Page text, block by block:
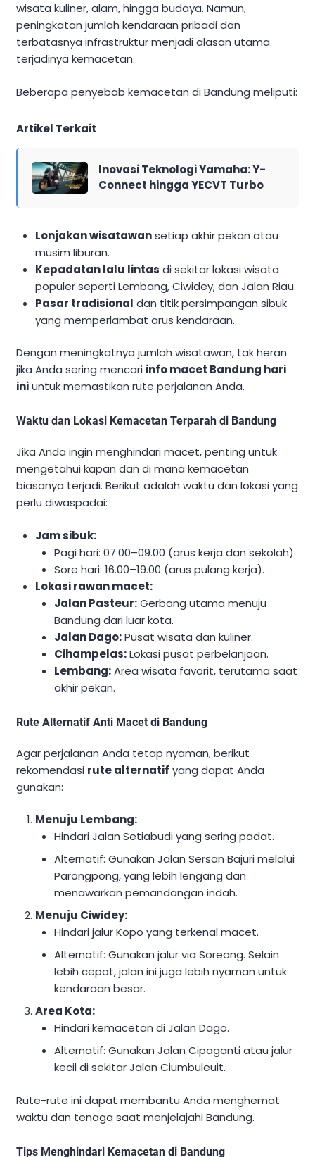
wisata kuliner, alam, hingga budaya. Namun,
peningkatan jumlah kendaraan pribadi dan
terbatasnya infrastruktur menjadi alasan utama
terjadinya kemacetan.
Beberapa penyebab kemacetan di Bandung meliputi:
Artikel Terkait
Inovasi Teknologi Yamaha: Y-
Connect hingga YECVT Turbo
Lonjakan wisatawansetiap akhir pekan atau
musim liburan.
Kepadatan lalu lintas di sekitar lokasi wisata
populer seperti Lembang, Ciwidey, dan Jalan Riau.
Pasar tradisional dan titik persimpangan sibuk
yang memperlambat arus kendaraan.
Dengan meningkatnya jumlah wisatawan, tak heran
jika Anda sering mencari info macet Bandung hari
iniuntuk memastikan rute perjalanan Anda.
Waktu dan Lokasi Kemacetan Terparah di Bandung
Jika Anda ingin menghindari macet, penting untuk
mengetahui kapan dan di mana kemacetan
biasanya terjadi. Berikut adalah waktu dan lokasi yang
perlu diwaspadai:
Jam sibuk:
Pagi hari: 07.00–09.00 (arus kerja dan sekolah).
Sore hari: 16.00–19.00 (arus pulang kerja).
Lokasi rawan macet:
Jalan Pasteur:Gerbang utama menuju
Bandung dari luar kota.
Jalan Dago:Pusat wisata dan kuliner.
Cihampelas:Lokasi pusat perbelanjaan.
Lembang:Area wisata favorit, terutama saat
akhir pekan.
Rute Alternatif Anti Macet di Bandung
Agar perjalanan Anda tetap nyaman, berikut
rekomendasi rute alternatif yang dapat Anda
gunakan:
Menuju Lembang:
Hindari Jalan Setiabudi yang sering padat.
Alternatif: Gunakan Jalan Sersan Bajuri melalui
Parongpong, yang lebih lengang dan
menawarkan pemandangan indah.
Menuju Ciwidey:
Hindari jalur Kopo yang terkenal macet.
Alternatif: Gunakan jalur via Soreang. Selain
lebih cepat, jalan ini juga lebih nyaman untuk
kendaraan besar.
Area Kota:
Hindari kemacetan di Jalan Dago.
Alternatif: Gunakan Jalan Cipaganti atau jalur
kecil di sekitar Jalan Ciumbuleuit.
Rute-rute ini dapat membantu Anda menghemat
waktu dan tenaga saat menjelajahi Bandung.
Tips Menghindari Kemacetan di Bandung